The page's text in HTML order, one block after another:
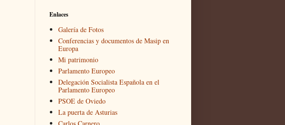
Enlaces
Galería de Fotos
Conferencias y documentos de Masip en
Europa
Mi patrimonio
Parlamento Europeo
Delegación Socialista Española en el
Parlamento Europeo
PSOE de Oviedo
La puerta de Asturias